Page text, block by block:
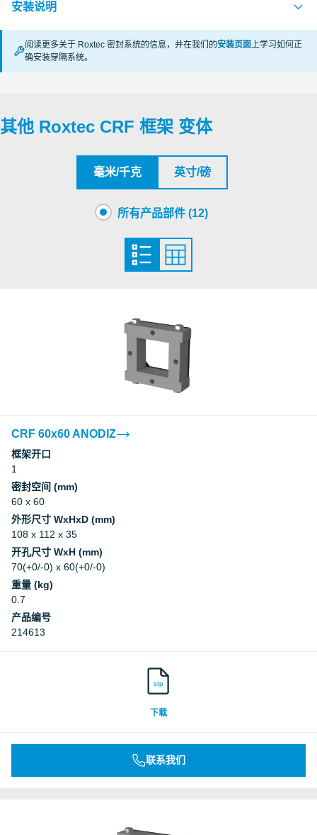
S1578377 CRF 60x120 ASSEMBLY PDF
S1578381 CRF 80x80 ASSEMBLY
S1578384 CRF 80x160 ASSEMBLY
S1578385 CRF 80x180 ASSEMBLY
S1578386 CRF 80x200 ASSEMBLY
Roxtec International AB
安装说明
CRF WITH CRF MODULES (en)
CRF WITH CM MODULES (zh)
阅读更多关于 Roxtec 密封系统的信息，并在我们的安装页面上学习如何正
确安装穿隔系统。
其他 Roxtec CRF 框架 变体
毫米/千克 英寸/磅
所有产品部件 (12)
CRF 60x60 ANODIZ
框架开口
1
密封空间 (mm)
60 x 60
外形尺寸 WxHxD (mm)
108 x 112 x 35
开孔尺寸 WxH (mm)
70(+0/-0) x 60(+0/-0)
重量 (kg)
0.7
产品编号
214613
stp
下载
联系我们